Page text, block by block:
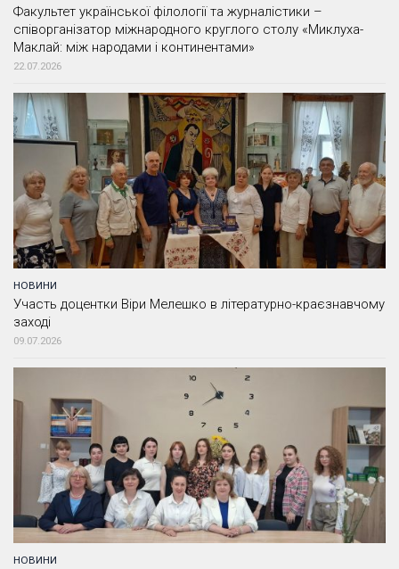
Факультет української філології та журналістики –
співорганізатор міжнародного круглого столу «Миклуха-
Маклай: між народами і континентами»
22.07.2026
НОВИНИ
Участь доцентки Віри Мелешко в літературно-краєзнавчому
заході
09.07.2026
НОВИНИ